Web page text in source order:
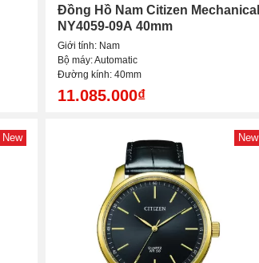
Đồng Hồ Nam Citizen Mechanical
NY4059-09A 40mm
Giới tính: Nam
Bộ máy: Automatic
Đường kính: 40mm
11.085.000₫
New New